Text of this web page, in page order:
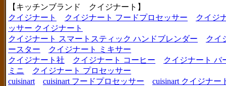
【キッチンブランド クイジナート】
クイジナート
クイジナート フードプロセッサー
クイジ
ッサー クイジナート
クイジナート スマートスティック ハンドブレンダー
クイ
ースター
クイジナート ミキサー
クイジナート社
クイジナート コーヒー
クイジナート バ
ミニ
クイジナート プロセッサー
cuisinart
cuisinart フードプロセッサー cuisinart クイジナー